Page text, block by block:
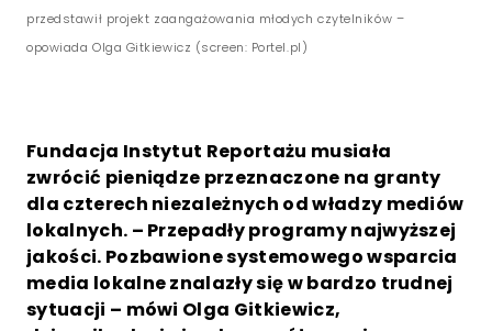
przedstawił projekt zaangażowania młodych czytelników –
opowiada Olga Gitkiewicz (screen: Portel.pl)
Fundacja Instytut Reportażu musiała
zwrócić pieniądze przeznaczone na granty
dla czterech niezależnych od władzy mediów
lokalnych. – Przepadły programy najwyższej
jakości. Pozbawione systemowego wsparcia
media lokalne znalazły się w bardzo trudnej
sytuacji – mówi Olga Gitkiewicz,